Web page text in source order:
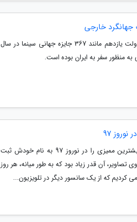
خارجی
به گفته رضا کیانیان موفقیت های سینما در دولت یازدهم مانند 367 جایزه جهانی سینما در سال
منظور سفر به ایران بوده است.
97
هفته نامه همشهری جوان: تلویزیون رکورد بیشترین ممیزی را در نوروز 97 به نام خودش ثبت
آن قدر زیاد بود که به طور میانه، هر روز
کردیم که از یک سانسور دیگر در تلویزیون...